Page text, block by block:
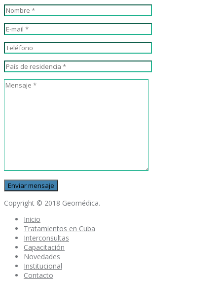
Copyright © 2018 Geomédica.
Inicio
Tratamientos en Cuba
Interconsultas
Capacitación
Novedades
Institucional
Contacto